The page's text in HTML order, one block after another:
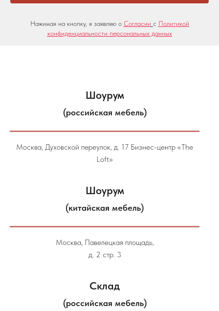
Нажимая на кнопку, я заявляю о Согласии с Политикой
конфиденциальности персональных данных
Шоурум
(российская мебель)
Москва, Духовской переулок, д. 17 Бизнес-центр «The
Loft»
Шоурум
(китайская мебель)
Москва, Павелецкая площадь,
д. 2 стр. 3
Склад
(российская мебель)